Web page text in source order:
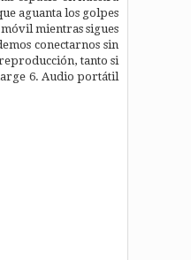
aguanta los golpes
mientras sigues
conectarnos sin
tanto si
6. Audio portátil